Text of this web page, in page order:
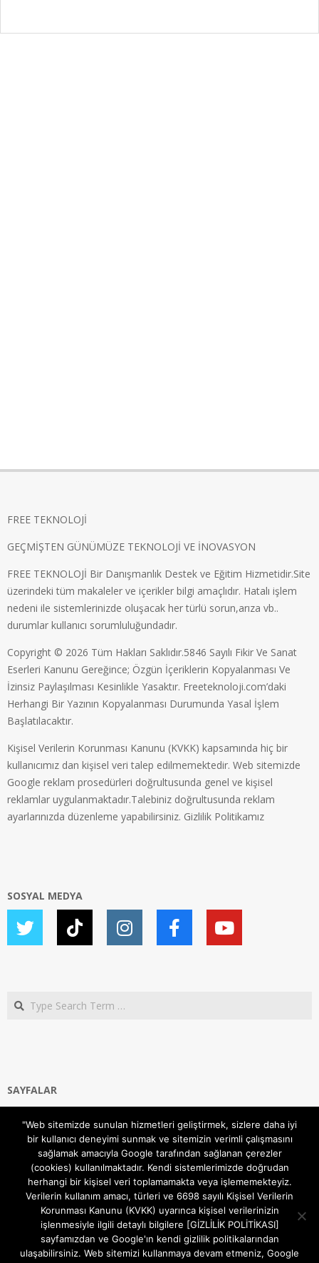
FREE TEKNOLOJİ
GEÇMİŞTEN GÜNÜMÜZE TEKNOLOJİ VE İNOVASYON
FREE TEKNOLOJİ Bir Danışmanlık Destek ve Eğitim Hizmetidir.Site
üzerindeki tüm makaleler ve içerikler bilgi amaçlıdır. Hatalı işlem
nedeni ile sistemlerinizde oluşacak her türlü sorun,arıza vb..
durumlar kullanıcı sorumluluğundadır.
Copyright © 2026 Tüm Hakları Saklıdır.5846 Sayılı Fikir Ve Sanat
Eserleri Kanunu Gereğince; Özgün İçeriklerin Kopyalanması Ve
İzinsiz Paylaşılması Kesinlikle Yasaktır. Freeteknoloji.com’daki
Herhangi Bir Yazının Kopyalanması Durumunda Yasal İşlem
Başlatılacaktır.
Kişisel Verilerin Korunması Kanunu (KVKK) kapsamında hiç bir
kullanıcımız dan kişisel veri talep edilmemektedir. Web sitemizde
Google reklam prosedürleri doğrultusunda genel ve kişisel
reklamlar uygulanmaktadır.Talebiniz doğrultusunda reklam
ayarlarınızda düzenleme yapabilirsiniz. Gizlilik Politikamız
SOSYAL MEDYA
Search
SAYFALAR
Gizlilik ve Çerezler (Cookies) Politikası
Hakkımızda
İletişim Kanalları
MODEM KURULUM
TEKNİK DESTEK
TELEVİZYON SİSTEMLERİ
"Web sitemizde sunulan hizmetleri geliştirmek, sizlere daha iyi
bir kullanıcı deneyimi sunmak ve sitemizin verimli çalışmasını
sağlamak amacıyla Google tarafından sağlanan çerezler
(cookies) kullanılmaktadır. Kendi sistemlerimizde doğrudan
herhangi bir kişisel veri toplamamakta veya işlememekteyiz.
Verilerin kullanım amacı, türleri ve 6698 sayılı Kişisel Verilerin
Korunması Kanunu (KVKK) uyarınca kişisel verilerinizin
işlenmesiyle ilgili detaylı bilgilere [GİZLİLİK POLİTİKASI]
sayfamızdan ve Google'ın kendi gizlilik politikalarından
ulaşabilirsiniz. Web sitemizi kullanmaya devam etmeniz, Google